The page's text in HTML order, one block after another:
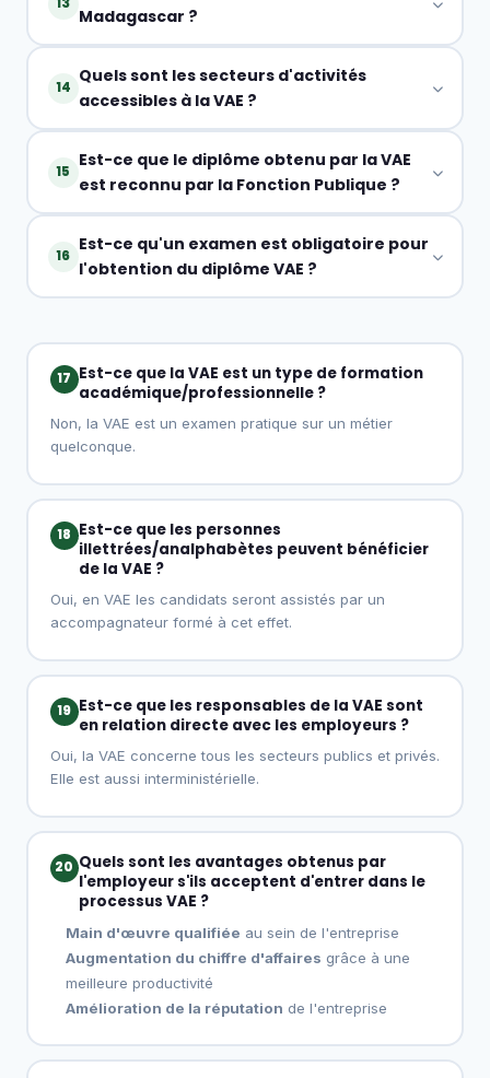
Madagascar ?
14
Quels sont les secteurs d'activités
accessibles à la VAE ?
15
Est-ce que le diplôme obtenu par la VAE
est reconnu par la Fonction Publique ?
16
Est-ce qu'un examen est obligatoire pour
l'obtention du diplôme VAE ?
17 Est-ce que la VAE est un type de formation
académique/professionnelle ?
Non, la VAE est un examen pratique sur un métier
quelconque.
18 Est-ce que les personnes
illettrées/analphabètes peuvent bénéficier
de la VAE ?
Oui, en VAE les candidats seront assistés par un
accompagnateur formé à cet effet.
19 Est-ce que les responsables de la VAE sont
en relation directe avec les employeurs ?
Oui, la VAE concerne tous les secteurs publics et privés.
Elle est aussi interministérielle.
20 Quels sont les avantages obtenus par
l'employeur s'ils acceptent d'entrer dans le
processus VAE ?
Main d'œuvre qualifiée au sein de l'entreprise
Augmentation du chiffre d'affaires grâce à une
meilleure productivité
Amélioration de la réputation de l'entreprise